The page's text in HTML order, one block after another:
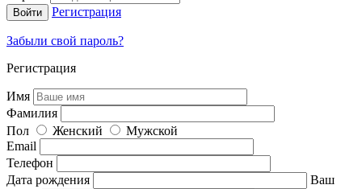
Регистрация
Забыли свой пароль?
Регистрация
Имя
Фамилия
Пол
Женский
Мужской
Email
Телефон
Дата рождения
Ваш